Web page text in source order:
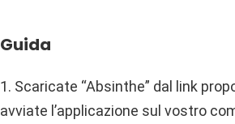
Guida
1. Scaricate “Absinthe” dal link
avviate l’applicazione sul vostro